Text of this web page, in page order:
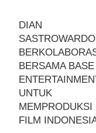
DIAN
BERSAMA BASE
UNTUK
MEMPRODUKSI
FILM